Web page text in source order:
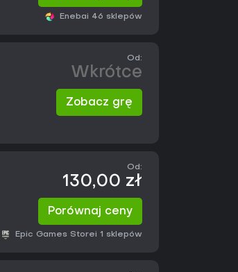
Enebai 46 sklepów
Od:
Wkrótce
Zobacz grę
Od:
130,00 zł
Porównaj ceny
Epic Games Storei 1 sklepów